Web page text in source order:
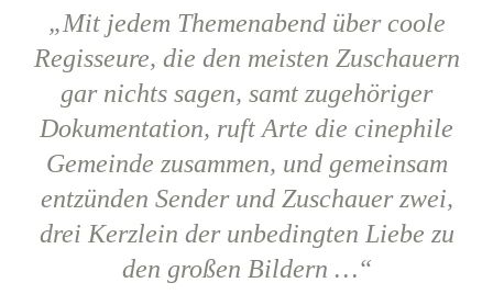
„Mit jedem Themenabend über coole
Regisseure, die den meisten Zuschauern
gar nichts sagen, samt zugehöriger
Dokumentation, ruft Arte die cinephile
Gemeinde zusammen, und gemeinsam
entzünden Sender und Zuschauer zwei,
drei Kerzlein der unbedingten Liebe zu
den großen Bildern …“